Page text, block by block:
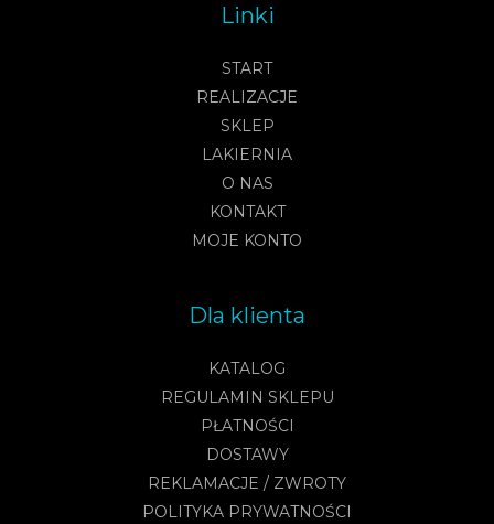
Linki
START
REALIZACJE
SKLEP
LAKIERNIA
O NAS
KONTAKT
MOJE KONTO
Dla klienta
KATALOG
REGULAMIN SKLEPU
PŁATNOŚCI
DOSTAWY
REKLAMACJE / ZWROTY
POLITYKA PRYWATNOŚCI